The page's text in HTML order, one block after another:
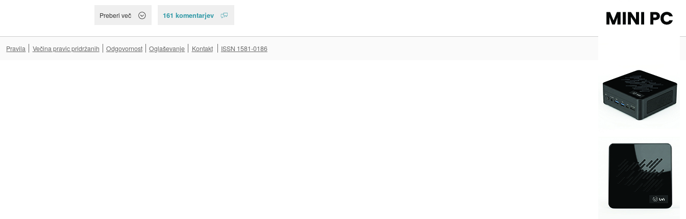
Preberi več 161 komentarjev
Pravila Večina pravic pridržanih Odgovornost Oglaševanje Kontakt ISSN 1581-0186